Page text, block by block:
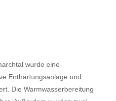
wurde eine
Enthärtungsanlage und
Die Warmwasserbereitung